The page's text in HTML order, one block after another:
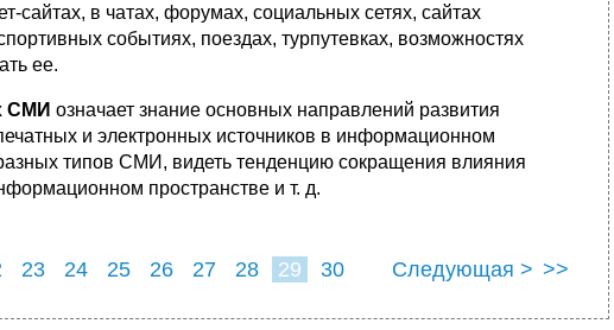
сайтах, в чатах, форумах, социальных сетях, сайтах
событиях, поездах, турпутевках, возможностях
ее.
СМИ означает знание основных направлений развития
и электронных источников в информационном
типов СМИ, видеть тенденцию сокращения влияния
пространстве и т. д.
23 24 25 26 27 28 29 30 Следующая > >>